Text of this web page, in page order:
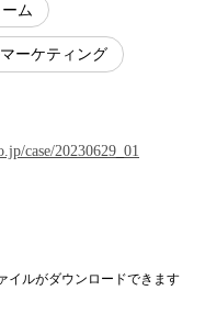
ム
ーケティング
case/20230629_01
イルがダウンロードできます